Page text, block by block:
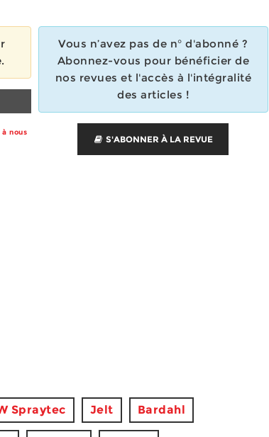
nous
Vous n’avez pas de n° d'abonné ?
Abonnez-vous pour bénéficier de
nos revues et l'accès à l'intégralité
des articles !
S'ABONNER À LA REVUE
Spraytec Jelt Bardahl